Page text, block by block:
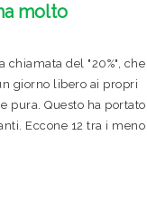
molto
chiamata del "20%", che
giorno libero ai propri
pura. Questo ha portato
Eccone 12 tra i meno